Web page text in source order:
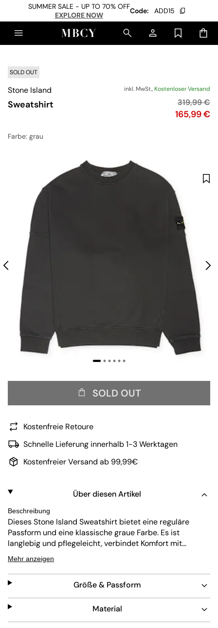
SUMMER SALE - UP TO 70% OFF
EXPLORE NOW
Code: ADD15
SOLD OUT
Stone Island
Sweatshirt
inkl. MwSt., Kostenloser Versand
Preis
165,99 €
319,99 €
Farbe: grau
SOLD OUT
Kostenfreie Retoure
Schnelle Lieferung innerhalb 1-3 Werktagen
Kostenfreier Versand ab 99,99€
Über diesen Artikel
Beschreibung
Dieses Stone Island Sweatshirt bietet eine reguläre
Passform und eine klassische graue Farbe. Es ist
langlebig und pflegeleicht, verbindet Komfort mit
langanhaltendem Tragegefühl. Das ikonische Stone
Island Logo am Ärmel setzt einen dezenten, aber
markanten Akzent bei diesem zeitlosen Stück.
Mehr anzeigen
Größe & Passform
Material